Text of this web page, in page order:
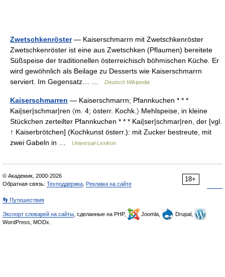
Zwetschkenröster— Kaiserschmarrn mit Zwetschkenröster
Zwetschkenröster ist eine aus Zwetschken (Pflaumen) bereitete
Süßspeise der traditionellen österreichisch böhmischen Küche. Er
wird gewöhnlich als Beilage zu Desserts wie Kaiserschmarrn
serviert. Im Gegensatz… …
Deutsch Wikipedia
Kaiserschmarren — Kaiserschmarrn; Pfannkuchen * * *
Kai|ser|schmar|ren 〈m. 4; österr. Kochk.〉 Mehlspeise, in kleine
Stückchen zerteilter Pfannkuchen * * * Kai|ser|schmar|ren, der [vgl.
↑ Kaiserbrötchen] (Kochkunst österr.): mit Zucker bestreute, mit
zwei Gabeln in …
Universal-Lexikon
18+
© Академик, 2000-2026
Обратная связь: Техподдержка Реклама на сайте
👣 Путешествия
Экспорт словарей на сайты , сделанные на PHP, Joomla,
Drupal,
WordPress, MODx.